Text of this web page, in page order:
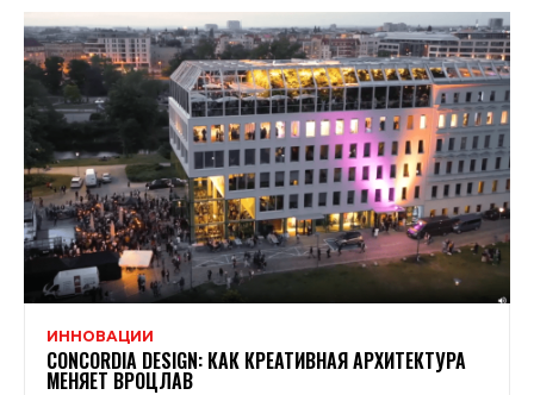
ИННОВАЦИИ
CONCORDIA DESIGN: КАК КРЕАТИВНАЯ АРХИТЕКТУРА
МЕНЯЕТ ВРОЦЛАВ